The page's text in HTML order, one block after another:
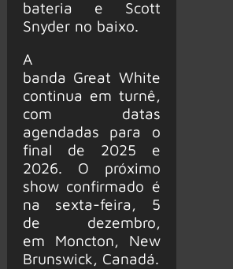
bateria e Scott
Snyder no baixo.
A
banda Great White
continua em turnê,
com datas
agendadas para o
final de 2025 e
2026. O próximo
show confirmado é
na sexta-feira, 5
de dezembro,
em Moncton, New
Brunswick, Canadá.